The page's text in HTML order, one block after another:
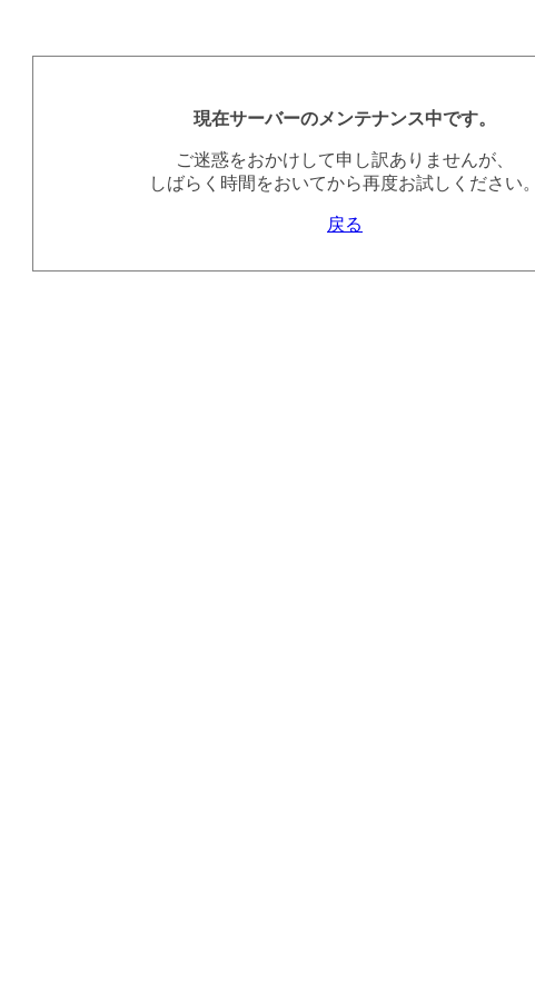
現在サーバーのメンテナンス中です。
ご迷惑をおかけして申し訳ありませんが、
しばらく時間をおいてから再度お試しください。
戻る